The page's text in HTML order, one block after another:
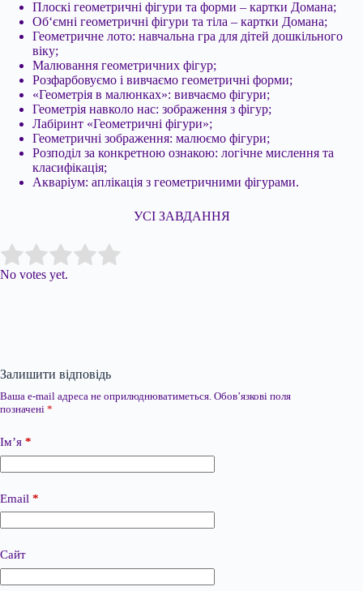
Плоскі геометричні фігури та форми – картки Домана;
Об‘ємні геометричні фігури та тіла – картки Домана;
Геометричне лото: навчальна гра для дітей дошкільного
віку;
Малювання геометричних фігур;
Розфарбовуємо і вивчаємо геометричні форми;
«Геометрія в малюнках»: вивчаємо фігури;
Геометрія навколо нас: зображення з фігур;
Лабіринт «Геометричні фігури»;
Геометричні зображення: малюємо фігури;
Розподіл за конкретною ознакою: логічне мислення та
класифікація;
Акваріум: аплікація з геометричними фігурами.
УСІ ЗАВДАННЯ
Rate this item:
No votes yet.
Залишити відповідь
Ваша e-mail адреса не оприлюднюватиметься. Обов’язкові поля
позначені *
Ім’я *
Email *
Сайт